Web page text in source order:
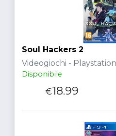
Soul Hackers 2
Videogiochi -
Disponibile
€18.99